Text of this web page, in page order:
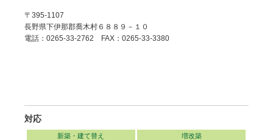
〒395-1107
長野県下伊那郡喬木村６８８９－１０
電話：0265-33-2762 FAX：0265-33-3380
対応
新築・建て替え 増改築